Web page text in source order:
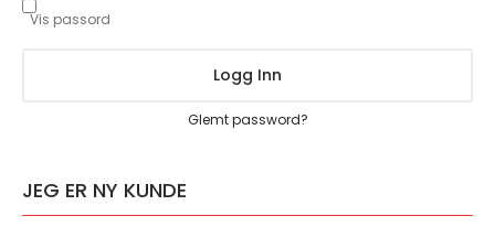
Vis passord
Logg Inn
Glemt password?
JEG ER NY KUNDE